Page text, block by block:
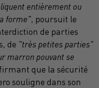
entièrement ou
forme", poursuit le
de parties
de "très petites parties"
marron pouvant se
que la sécurité
souligne dans son